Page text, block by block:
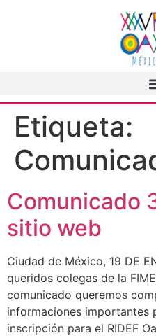
Etiqueta:
Comunicado
sitio web
Ciudad de México, 19 DE
queridos colegas de la
comunicado queremos
informaciones importantes
inscripción para el RIDEF